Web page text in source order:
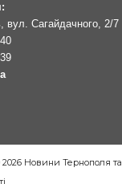
вул. Сагайдачного, 2/7
Новини Тернополя та